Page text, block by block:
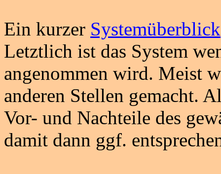
Ein kurzer Systemüberblick
Letztlich ist das System
angenommen wird. Meist
anderen Stellen gemacht.
Vor- und Nachteile des
damit dann ggf.